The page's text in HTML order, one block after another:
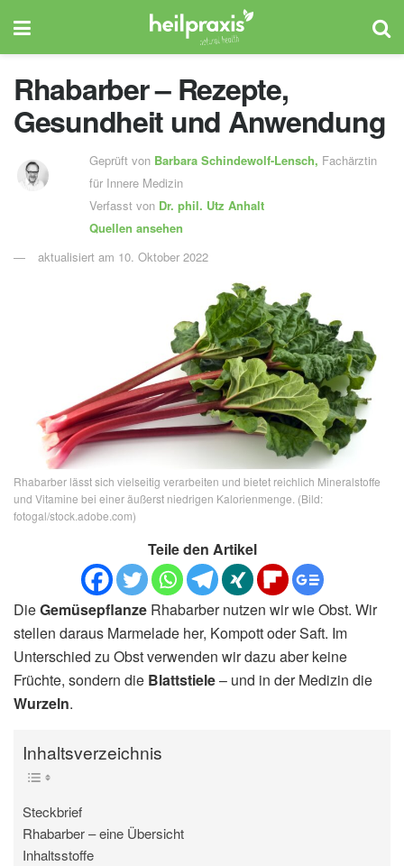
Rhabarber – Rezepte,
Gesundheit und Anwendung
Geprüft von Barbara Schindewolf-Lensch, Fachärztin
für Innere Medizin
Verfasst von Dr. phil. Utz Anhalt
Quellen ansehen
aktualisiert am 10. Oktober 2022
Rhabarber lässt sich vielseitig verarbeiten und bietet reichlich Mineralstoffe
und Vitamine bei einer äußerst niedrigen Kalorienmenge. (Bild:
fotogal/stock.adobe.com)
Teile den Artikel
DieGemüsepflanze Rhabarber nutzen wir wie Obst. Wir
stellen daraus Marmelade her, Kompott oder Saft. Im
Unterschied zu Obst verwenden wir dazu aber keine
Früchte, sondern die Blattstiele– und in der Medizin die
Wurzeln.
Inhaltsverzeichnis
Steckbrief
Rhabarber – eine Übersicht
Inhaltsstoffe